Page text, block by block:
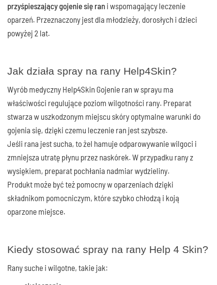
przyśpieszający gojenie się ran i wspomagający leczenie
oparzeń. Przeznaczony jest dla młodzieży, dorosłych i dzieci
powyżej 2 lat.
Jak działa spray na rany Help4Skin?
Wyrób medyczny Help4Skin Gojenie ran w sprayu ma
właściwości regulujące poziom wilgotności rany. Preparat
stwarza w uszkodzonym miejscu skóry optymalne warunki do
gojenia się, dzięki czemu leczenie ran jest szybsze.
Jeśli rana jest sucha, to żel hamuje odparowywanie wilgoci i
zmniejsza utratę płynu przez naskórek. W przypadku rany z
wysiękiem, preparat pochłania nadmiar wydzieliny.
Produkt może być też pomocny w oparzeniach dzięki
składnikom pomocniczym, które szybko chłodzą i koją
oparzone miejsce.
Kiedy stosować spray na rany Help 4 Skin?
Rany suche i wilgotne, takie jak: